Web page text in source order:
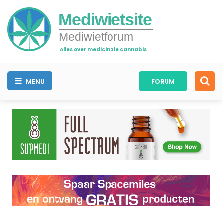
Mediwietsite
Mediwietforum
Alles over medicinale cannabis
MENU FORUM